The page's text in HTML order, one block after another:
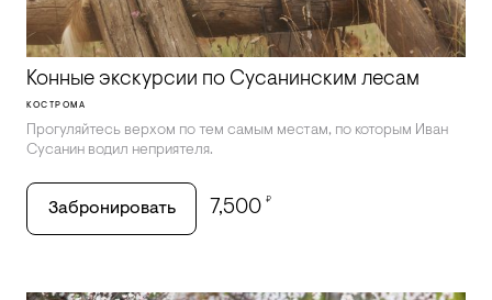
Конные экскурсии по Сусанинским лесам
КОСТРОМА
Прогуляйтесь верхом по тем самым местам, по которым Иван
Сусанин водил неприятеля.
Забронировать 7,500 ₽